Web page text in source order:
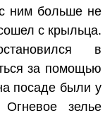
ним больше не
с крыльца.
в
за помощью
посаде были у
зелье